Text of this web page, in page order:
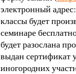
электронный
классы будет
семинаре
будет разослана
выдан сертификат
иногородних